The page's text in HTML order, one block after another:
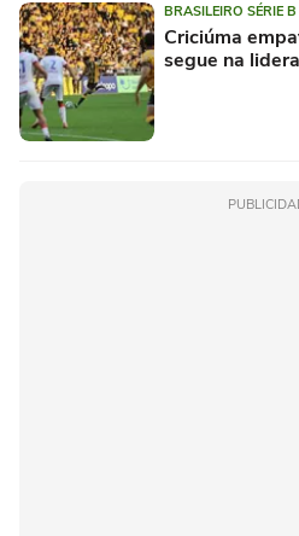
BRASILEIRO SÉRIE B
Criciúma
segue na